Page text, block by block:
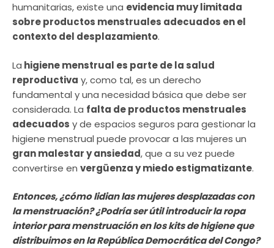
humanitarias, existe una evidencia muy limitada
sobre productos menstruales adecuados en el
contexto del desplazamiento.
La higiene menstrual es parte de la salud
reproductiva y, como tal, es un derecho
fundamental y una necesidad básica que debe ser
considerada. La falta de productos menstruales
adecuados y de espacios seguros para gestionar la
higiene menstrual puede provocar a las mujeres un
gran malestar y ansiedad, que a su vez puede
convertirse en vergüenza y miedo estigmatizante.
Entonces, ¿cómo lidian las mujeres desplazadas con
la menstruación? ¿Podría ser útil introducir la ropa
interior para menstruación en los kits de higiene que
distribuimos en la República Democrática del Congo?